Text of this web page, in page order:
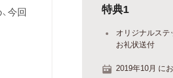
今回
特典1
オリジナルステ
お礼状送付
2019年10月 に